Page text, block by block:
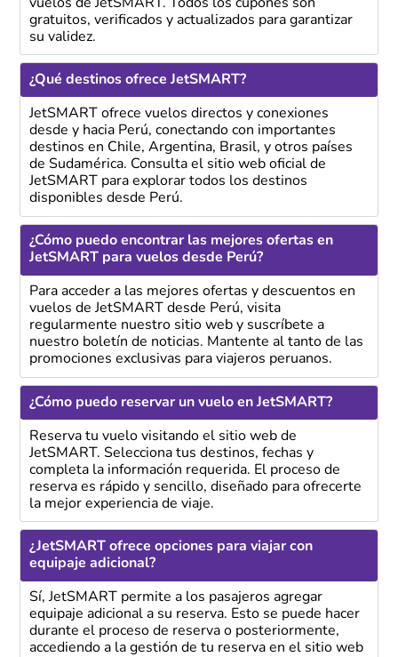
vuelos de JetSMART. Todos los cupones son
gratuitos, verificados y actualizados para garantizar
su validez.
¿Qué destinos ofrece JetSMART?
JetSMART ofrece vuelos directos y conexiones
desde y hacia Perú, conectando con importantes
destinos en Chile, Argentina, Brasil, y otros países
de Sudamérica. Consulta el sitio web oficial de
JetSMART para explorar todos los destinos
disponibles desde Perú.
¿Cómo puedo encontrar las mejores ofertas en
JetSMART para vuelos desde Perú?
Para acceder a las mejores ofertas y descuentos en
vuelos de JetSMART desde Perú, visita
regularmente nuestro sitio web y suscríbete a
nuestro boletín de noticias. Mantente al tanto de las
promociones exclusivas para viajeros peruanos.
¿Cómo puedo reservar un vuelo en JetSMART?
Reserva tu vuelo visitando el sitio web de
JetSMART. Selecciona tus destinos, fechas y
completa la información requerida. El proceso de
reserva es rápido y sencillo, diseñado para ofrecerte
la mejor experiencia de viaje.
¿JetSMART ofrece opciones para viajar con
equipaje adicional?
Sí, JetSMART permite a los pasajeros agregar
equipaje adicional a su reserva. Esto se puede hacer
durante el proceso de reserva o posteriormente,
accediendo a la gestión de tu reserva en el sitio web